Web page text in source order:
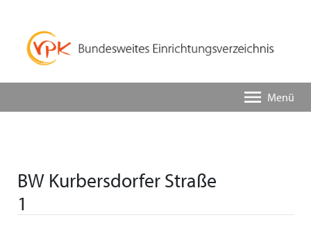
Menü
BW Kurbersdorfer Straße
1